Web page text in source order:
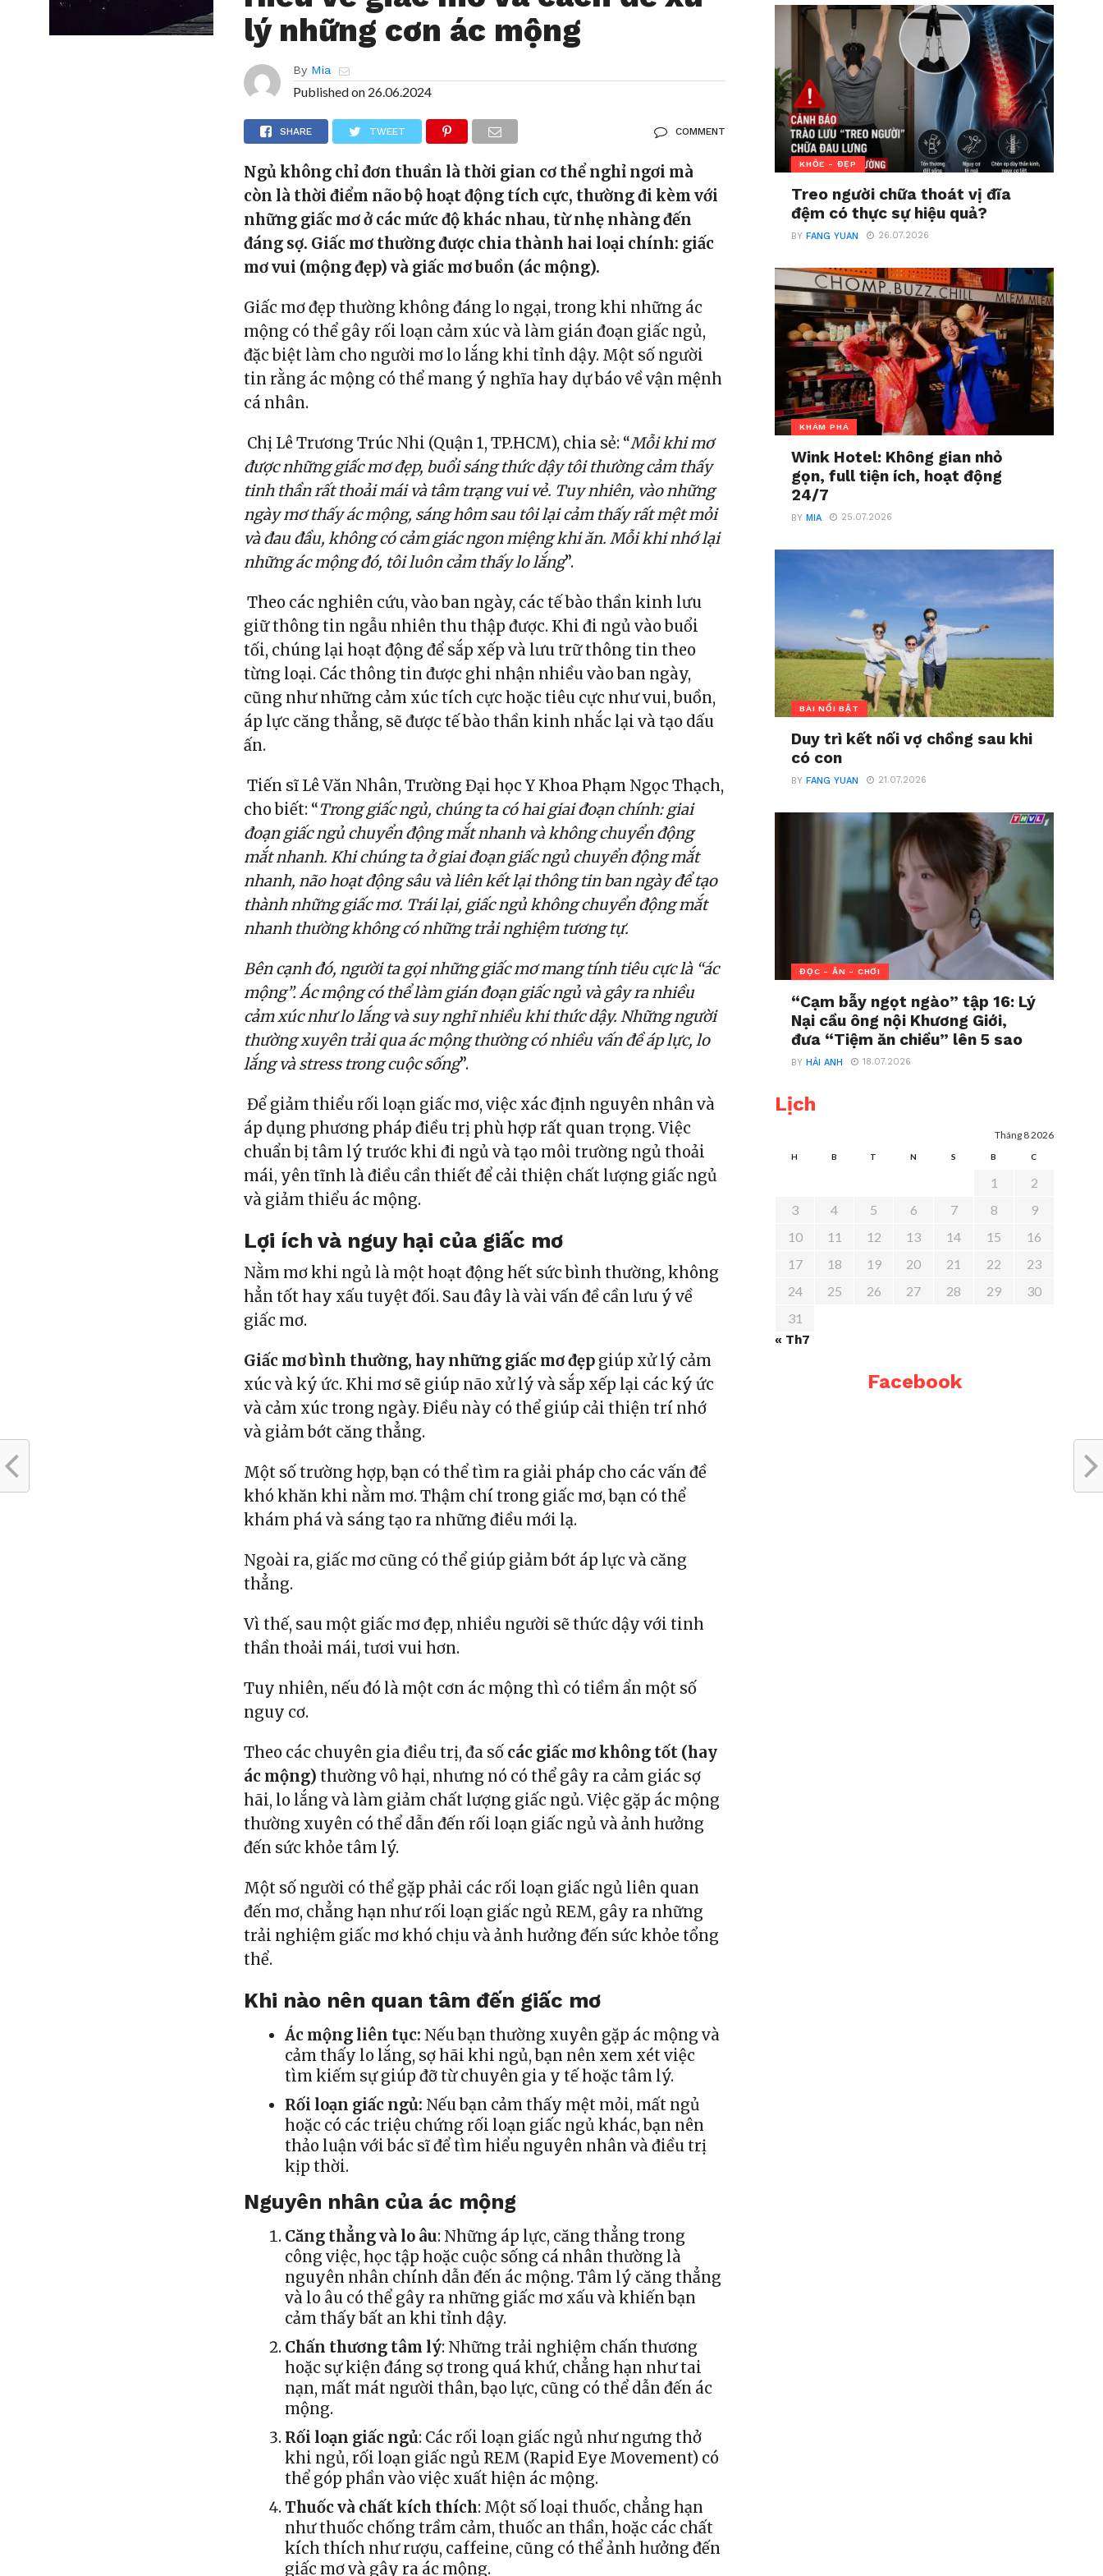
lý những cơn ác mộng
By Mia
Published on 26.06.2024
SHARE TWEET COMMENT
Ngủ không chỉ đơn thuần là thời gian cơ thể nghỉ ngơi mà
còn là thời điểm não bộ hoạt động tích cực, thường đi kèm với
những giấc mơ ở các mức độ khác nhau, từ nhẹ nhàng đến
đáng sợ. Giấc mơ thường được chia thành hai loại chính: giấc
mơ vui (mộng đẹp) và giấc mơ buồn (ác mộng).
Giấc mơ đẹp thường không đáng lo ngại, trong khi những ác
mộng có thể gây rối loạn cảm xúc và làm gián đoạn giấc ngủ,
đặc biệt làm cho người mơ lo lắng khi tỉnh dậy. Một số người
tin rằng ác mộng có thể mang ý nghĩa hay dự báo về vận mệnh
cá nhân.
Chị Lê Trương Trúc Nhi (Quận 1, TP.HCM), chia sẻ: “Mỗi khi mơ
được những giấc mơ đẹp, buổi sáng thức dậy tôi thường cảm thấy
tinh thần rất thoải mái và tâm trạng vui vẻ. Tuy nhiên, vào những
ngày mơ thấy ác mộng, sáng hôm sau tôi lại cảm thấy rất mệt mỏi
và đau đầu, không có cảm giác ngon miệng khi ăn. Mỗi khi nhớ lại
những ác mộng đó, tôi luôn cảm thấy lo lắng”.
Theo các nghiên cứu, vào ban ngày, các tế bào thần kinh lưu
giữ thông tin ngẫu nhiên thu thập được. Khi đi ngủ vào buổi
tối, chúng lại hoạt động để sắp xếp và lưu trữ thông tin theo
từng loại. Các thông tin được ghi nhận nhiều vào ban ngày,
cũng như những cảm xúc tích cực hoặc tiêu cực như vui, buồn,
áp lực căng thẳng, sẽ được tế bào thần kinh nhắc lại và tạo dấu
ấn.
Tiến sĩ Lê Văn Nhân, Trường Đại học Y Khoa Phạm Ngọc Thạch,
cho biết: “Trong giấc ngủ, chúng ta có hai giai đoạn chính: giai
đoạn giấc ngủ chuyển động mắt nhanh và không chuyển động
mắt nhanh. Khi chúng ta ở giai đoạn giấc ngủ chuyển động mắt
nhanh, não hoạt động sâu và liên kết lại thông tin ban ngày để tạo
thành những giấc mơ. Trái lại, giấc ngủ không chuyển động mắt
nhanh thường không có những trải nghiệm tương tự.
Bên cạnh đó, người ta gọi những giấc mơ mang tính tiêu cực là “ác
mộng”. Ác mộng có thể làm gián đoạn giấc ngủ và gây ra nhiều
cảm xúc như lo lắng và suy nghĩ nhiều khi thức dậy. Những người
thường xuyên trải qua ác mộng thường có nhiều vấn đề áp lực, lo
lắng và stress trong cuộc sống”.
Để giảm thiểu rối loạn giấc mơ, việc xác định nguyên nhân và
áp dụng phương pháp điều trị phù hợp rất quan trọng. Việc
chuẩn bị tâm lý trước khi đi ngủ và tạo môi trường ngủ thoải
mái, yên tĩnh là điều cần thiết để cải thiện chất lượng giấc ngủ
và giảm thiểu ác mộng.
Lợi ích và nguy hại của giấc mơ
Nằm mơ khi ngủ là một hoạt động hết sức bình thường, không
hẳn tốt hay xấu tuyệt đối. Sau đây là vài vấn đề cần lưu ý về
giấc mơ.
Giấc mơ bình thường, hay những giấc mơ đẹp giúp xử lý cảm
xúc và ký ức. Khi mơ sẽ giúp não xử lý và sắp xếp lại các ký ức
và cảm xúc trong ngày.Điều này có thể giúp cải thiện trí nhớ
và giảm bớt căng thẳng.
Một số trường hợp, bạn có thể tìm ra giải pháp cho các vấn đề
khó khăn khi nằm mơ. Thậm chí trong giấc mơ, bạn có thể
khám phá và sáng tạo ra những điều mới lạ.
Ngoài ra, giấc mơ cũng có thể giúp giảm bớt áp lực và căng
thẳng.
Vì thế, sau một giấc mơ đẹp, nhiều người sẽ thức dậy với tinh
thần thoải mái, tươi vui hơn.
Tuy nhiên, nếu đó là một cơn ác mộng thì có tiềm ẩn một số
nguy cơ.
Theo các chuyên gia điều trị, đa số các giấc mơ không tốt (hay
ác mộng) thường vô hại, nhưng nó có thể gây ra cảm giác sợ
hãi, lo lắng và làm giảm chất lượng giấc ngủ. Việc gặp ác mộng
thường xuyên có thể dẫn đến rối loạn giấc ngủ và ảnh hưởng
đến sức khỏe tâm lý.
Một số người có thể gặp phải các rối loạn giấc ngủ liên quan
đến mơ, chẳng hạn như rối loạn giấc ngủ REM, gây ra những
trải nghiệm giấc mơ khó chịu và ảnh hưởng đến sức khỏe tổng
thể.
Khi nào nên quan tâm đến giấc mơ
Ác mộng liên tục: Nếu bạn thường xuyên gặp ác mộng và
cảm thấy lo lắng, sợ hãi khi ngủ, bạn nên xem xét việc
tìm kiếm sự giúp đỡ từ chuyên gia y tế hoặc tâm lý.
Rối loạn giấc ngủ: Nếu bạn cảm thấy mệt mỏi, mất ngủ
hoặc có các triệu chứng rối loạn giấc ngủ khác, bạn nên
thảo luận với bác sĩ để tìm hiểu nguyên nhân và điều trị
kịp thời.
Nguyên nhân của ác mộng
Căng thẳng và lo âu: Những áp lực, căng thẳng trong
công việc, học tập hoặc cuộc sống cá nhân thường là
nguyên nhân chính dẫn đến ác mộng. Tâm lý căng thẳng
và lo âu có thể gây ra những giấc mơ xấu và khiến bạn
cảm thấy bất an khi tỉnh dậy.
Chấn thương tâm lý: Những trải nghiệm chấn thương
hoặc sự kiện đáng sợ trong quá khứ, chẳng hạn như tai
nạn, mất mát người thân, bạo lực, cũng có thể dẫn đến ác
mộng.
Rối loạn giấc ngủ: Các rối loạn giấc ngủ như ngưng thở
khi ngủ, rối loạn giấc ngủ REM (Rapid Eye Movement) có
thể góp phần vào việc xuất hiện ác mộng.
Thuốc và chất kích thích: Một số loại thuốc, chẳng hạn
như thuốc chống trầm cảm, thuốc an thần, hoặc các chất
kích thích như rượu, caffeine, cũng có thể ảnh hưởng đến
giấc mơ và gây ra ác mộng.
KHỎE - ĐẸP
Treo người chữa thoát vị đĩa
đệm có thực sự hiệu quả?
BYFANG YUAN 26.07.2026
KHÁM PHÁ
Wink Hotel: Không gian nhỏ
gọn, full tiện ích, hoạt động
24/7
BYMIA 25.07.2026
BÀI NỔI BẬT
Duy trì kết nối vợ chồng sau khi
có con
BYFANG YUAN 21.07.2026
ĐỌC - ĂN - CHƠI
“Cạm bẫy ngọt ngào” tập 16: Lý
Nại cầu ông nội Khương Giới,
đưa “Tiệm ăn chiều” lên 5 sao
BYHẢI ANH 18.07.2026
Lịch
Tháng 8 2026
H B T N S B C
1
2
3
4 5 6 7 8
9
10
11 12 13 14 15
16
17
18 19 20 21 22
23
24
25 26 27 28 29
30
31
« Th7
Facebook